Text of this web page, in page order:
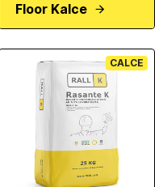
Floor Kalce
CALCE